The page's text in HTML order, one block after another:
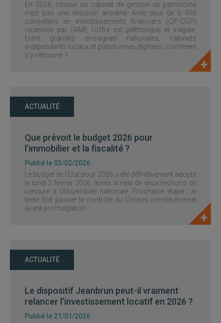
En 2026, choisir un cabinet de gestion de patrimoine
n’est pas une décision anodine. Avec plus de 5 900
conseillers en investissements financiers (CIF-CGP)
recensés par l’AMF, l’offre est pléthorique et inégale.
Entre grandes enseignes nationales, cabinets
indépendants locaux et plateformes digitales, comment
s’y retrouver ?
ACTUALITÉ
Que prévoit le budget 2026 pour
l’immobilier et la fiscalité ?
Publié le 03/02/2026
Le budget de l’État pour 2026 a été définitivement adopté
le lundi 2 février 2026, après le rejet de deux motions de
censure à l’Assemblée nationale. Prochaine étape : le
texte doit passer le contrôle du Conseil constitutionnel
avant promulgation.
ACTUALITÉ
Le dispositif Jeanbrun peut-il vraiment
relancer l’investissement locatif en 2026 ?
Publié le 21/01/2026